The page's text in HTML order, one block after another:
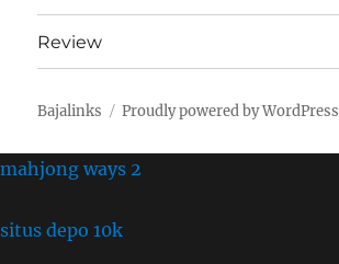
Review
Bajalinks Proudly powered by WordPress
mahjong ways 2
situs depo 10k